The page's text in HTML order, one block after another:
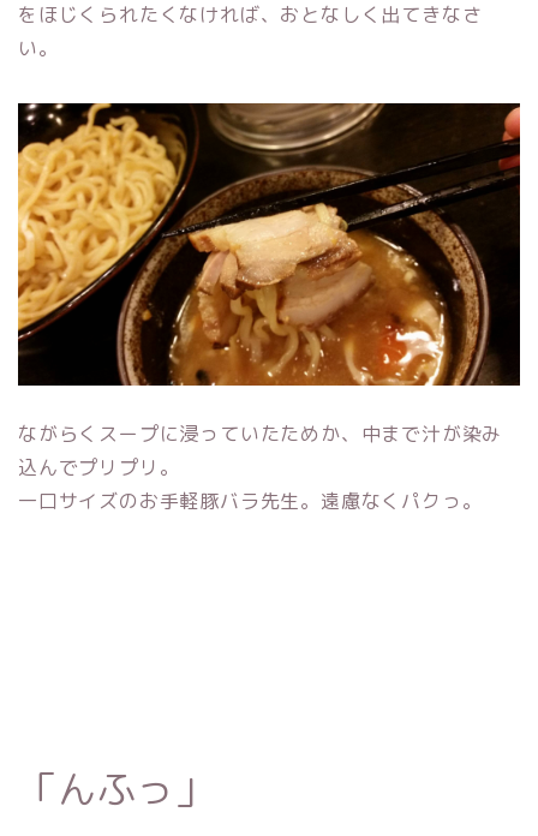
をほじくられたくなければ、おとなしく出てきなさ
い。
ながらくスープに浸っていたためか、中まで汁が染み
込んでプリプリ。
一口サイズのお手軽豚バラ先生。遠慮なくパクっ。
「んふっ」